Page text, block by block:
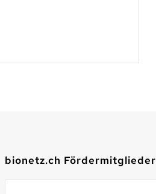
bionetz.ch Fördermitglieder